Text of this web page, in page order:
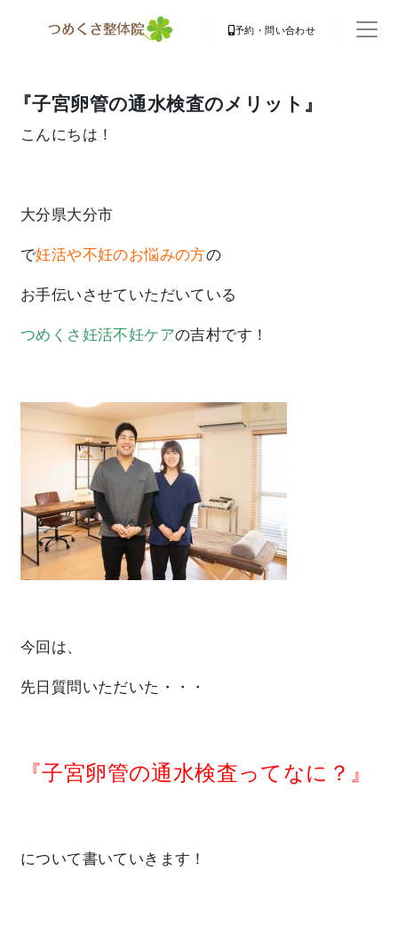
予約・問い合わせ
『子宮卵管の通水検査のメリット』
こんにちは！
大分県大分市
で妊活や不妊のお悩みの方の
お手伝いさせていただいている
つめくさ妊活不妊ケアの吉村です！
今回は、
先日質問いただいた・・・
『子宮卵管の通水検査ってなに？』
について書いていきます！